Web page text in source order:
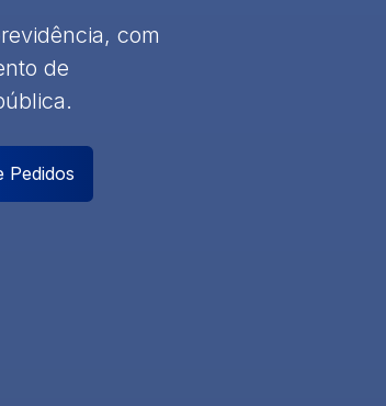
com
de
Pedidos